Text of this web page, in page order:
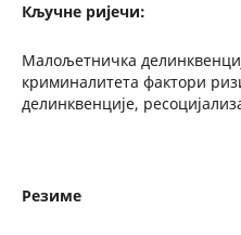
Кључне ријечи:
Малољетничка
криминалитета фактори
делинквенције,
Резиме